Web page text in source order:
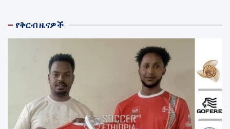
የቅርብ ዜናዎች